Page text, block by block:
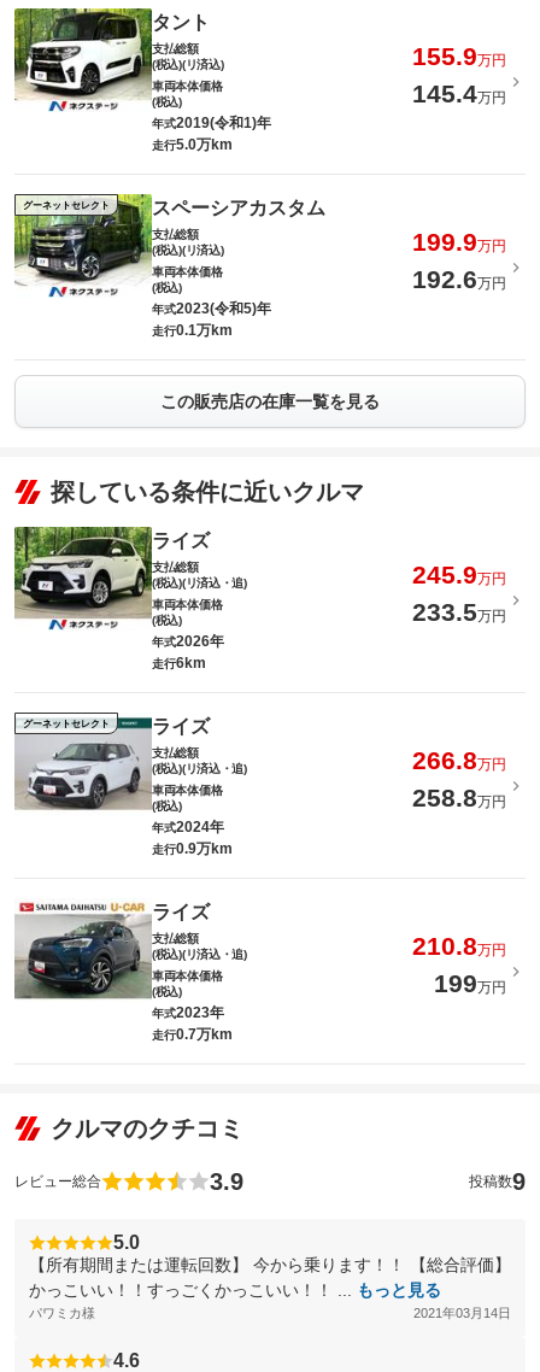
タント
支払総額
(税込)(リ済込)
155.9万円
車両本体価格
(税込)
145.4万円
年式2019(令和1)年
走行5.0万km
グーネットセレクト スペーシアカスタム
支払総額
(税込)(リ済込)
199.9万円
車両本体価格
(税込)
192.6万円
年式2023(令和5)年
走行0.1万km
この販売店の在庫一覧を見る
探している条件に近いクルマ
ライズ
支払総額
(税込)(リ済込・追)
245.9万円
車両本体価格
(税込)
233.5万円
年式2026年
走行6km
グーネットセレクト ライズ
支払総額
(税込)(リ済込・追)
266.8万円
車両本体価格
(税込)
258.8万円
年式2024年
走行0.9万km
ライズ
支払総額
(税込)(リ済込・追)
210.8万円
車両本体価格
(税込)
199万円
年式2023年
走行0.7万km
クルマのクチコミ
レビュー総合 3.9 投稿数9
5.0
【所有期間または運転回数】 今から乗ります！！ 【総合評価】
かっこいい！！すっごくかっこいい！！ ...
もっと見る
パワミカ様 2021年03月14日
4.6